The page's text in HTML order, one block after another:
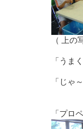
（ 上の
「うま
「じゃ
「プロ